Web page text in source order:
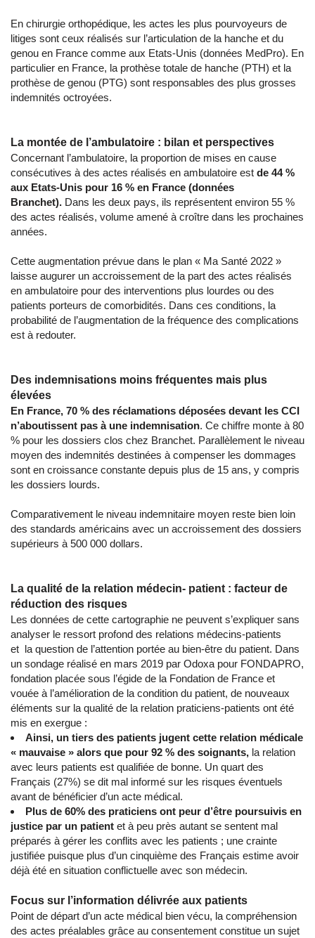
En chirurgie orthopédique, les actes les plus pourvoyeurs de
litiges sont ceux réalisés sur l’articulation de la hanche et du
genou en France comme aux Etats-Unis (données MedPro). En
particulier en France, la prothèse totale de hanche (PTH) et la
prothèse de genou (PTG) sont responsables des plus grosses
indemnités octroyées.
La montée de l’ambulatoire : bilan et perspectives
Concernant l’ambulatoire, la proportion de mises en cause
consécutives à des actes réalisés en ambulatoire est de 44 %
aux Etats-Unis pour 16 % en France (données
Branchet). Dans les deux pays, ils représentent environ 55 %
des actes réalisés, volume amené à croître dans les prochaines
années.
Cette augmentation prévue dans le plan « Ma Santé 2022 »
laisse augurer un accroissement de la part des actes réalisés
en ambulatoire pour des interventions plus lourdes ou des
patients porteurs de comorbidités. Dans ces conditions, la
probabilité de l’augmentation de la fréquence des complications
est à redouter.
Des indemnisations moins fréquentes mais plus
élevées
En France, 70 % des réclamations déposées devant les CCI
n’aboutissent pas à une indemnisation. Ce chiffre monte à 80
% pour les dossiers clos chez Branchet. Parallèlement le niveau
moyen des indemnités destinées à compenser les dommages
sont en croissance constante depuis plus de 15 ans, y compris
les dossiers lourds.
Comparativement le niveau indemnitaire moyen reste bien loin
des standards américains avec un accroissement des dossiers
supérieurs à 500 000 dollars.
La qualité de la relation médecin- patient : facteur de
réduction des risques
Les données de cette cartographie ne peuvent s’expliquer sans
analyser le ressort profond des relations médecins-patients
et la question de l’attention portée au bien-être du patient. Dans
un sondage réalisé en mars 2019 par Odoxa pour FONDAPRO,
fondation placée sous l’égide de la Fondation de France et
vouée à l’amélioration de la condition du patient, de nouveaux
éléments sur la qualité de la relation praticiens-patients ont été
mis en exergue :
Ainsi, un tiers des patients jugent cette relation médicale
« mauvaise » alors que pour 92 % des soignants, la relation
avec leurs patients est qualifiée de bonne. Un quart des
Français (27%) se dit mal informé sur les risques éventuels
avant de bénéficier d’un acte médical.
Plus de 60% des praticiens ont peur d’être poursuivis en
justice par un patient et à peu près autant se sentent mal
préparés à gérer les conflits avec les patients ; une crainte
justifiée puisque plus d’un cinquième des Français estime avoir
déjà été en situation conflictuelle avec son médecin.
Focus sur l’information délivrée aux patients
Point de départ d’un acte médical bien vécu, la compréhension
des actes préalables grâce au consentement constitue un sujet